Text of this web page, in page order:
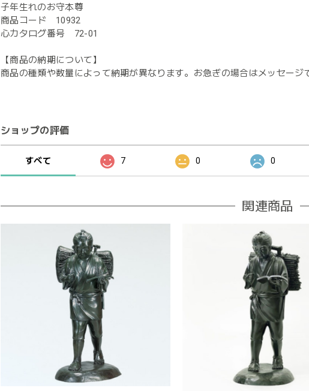
子年生れのお守本尊
商品コード 10932
心カタログ番号 72-01
【商品の納期について】
商品の種類や数量によって納期が異なります。お急ぎの場合はメッセー
ショップの評価
すべて 7 0 0
関連商品